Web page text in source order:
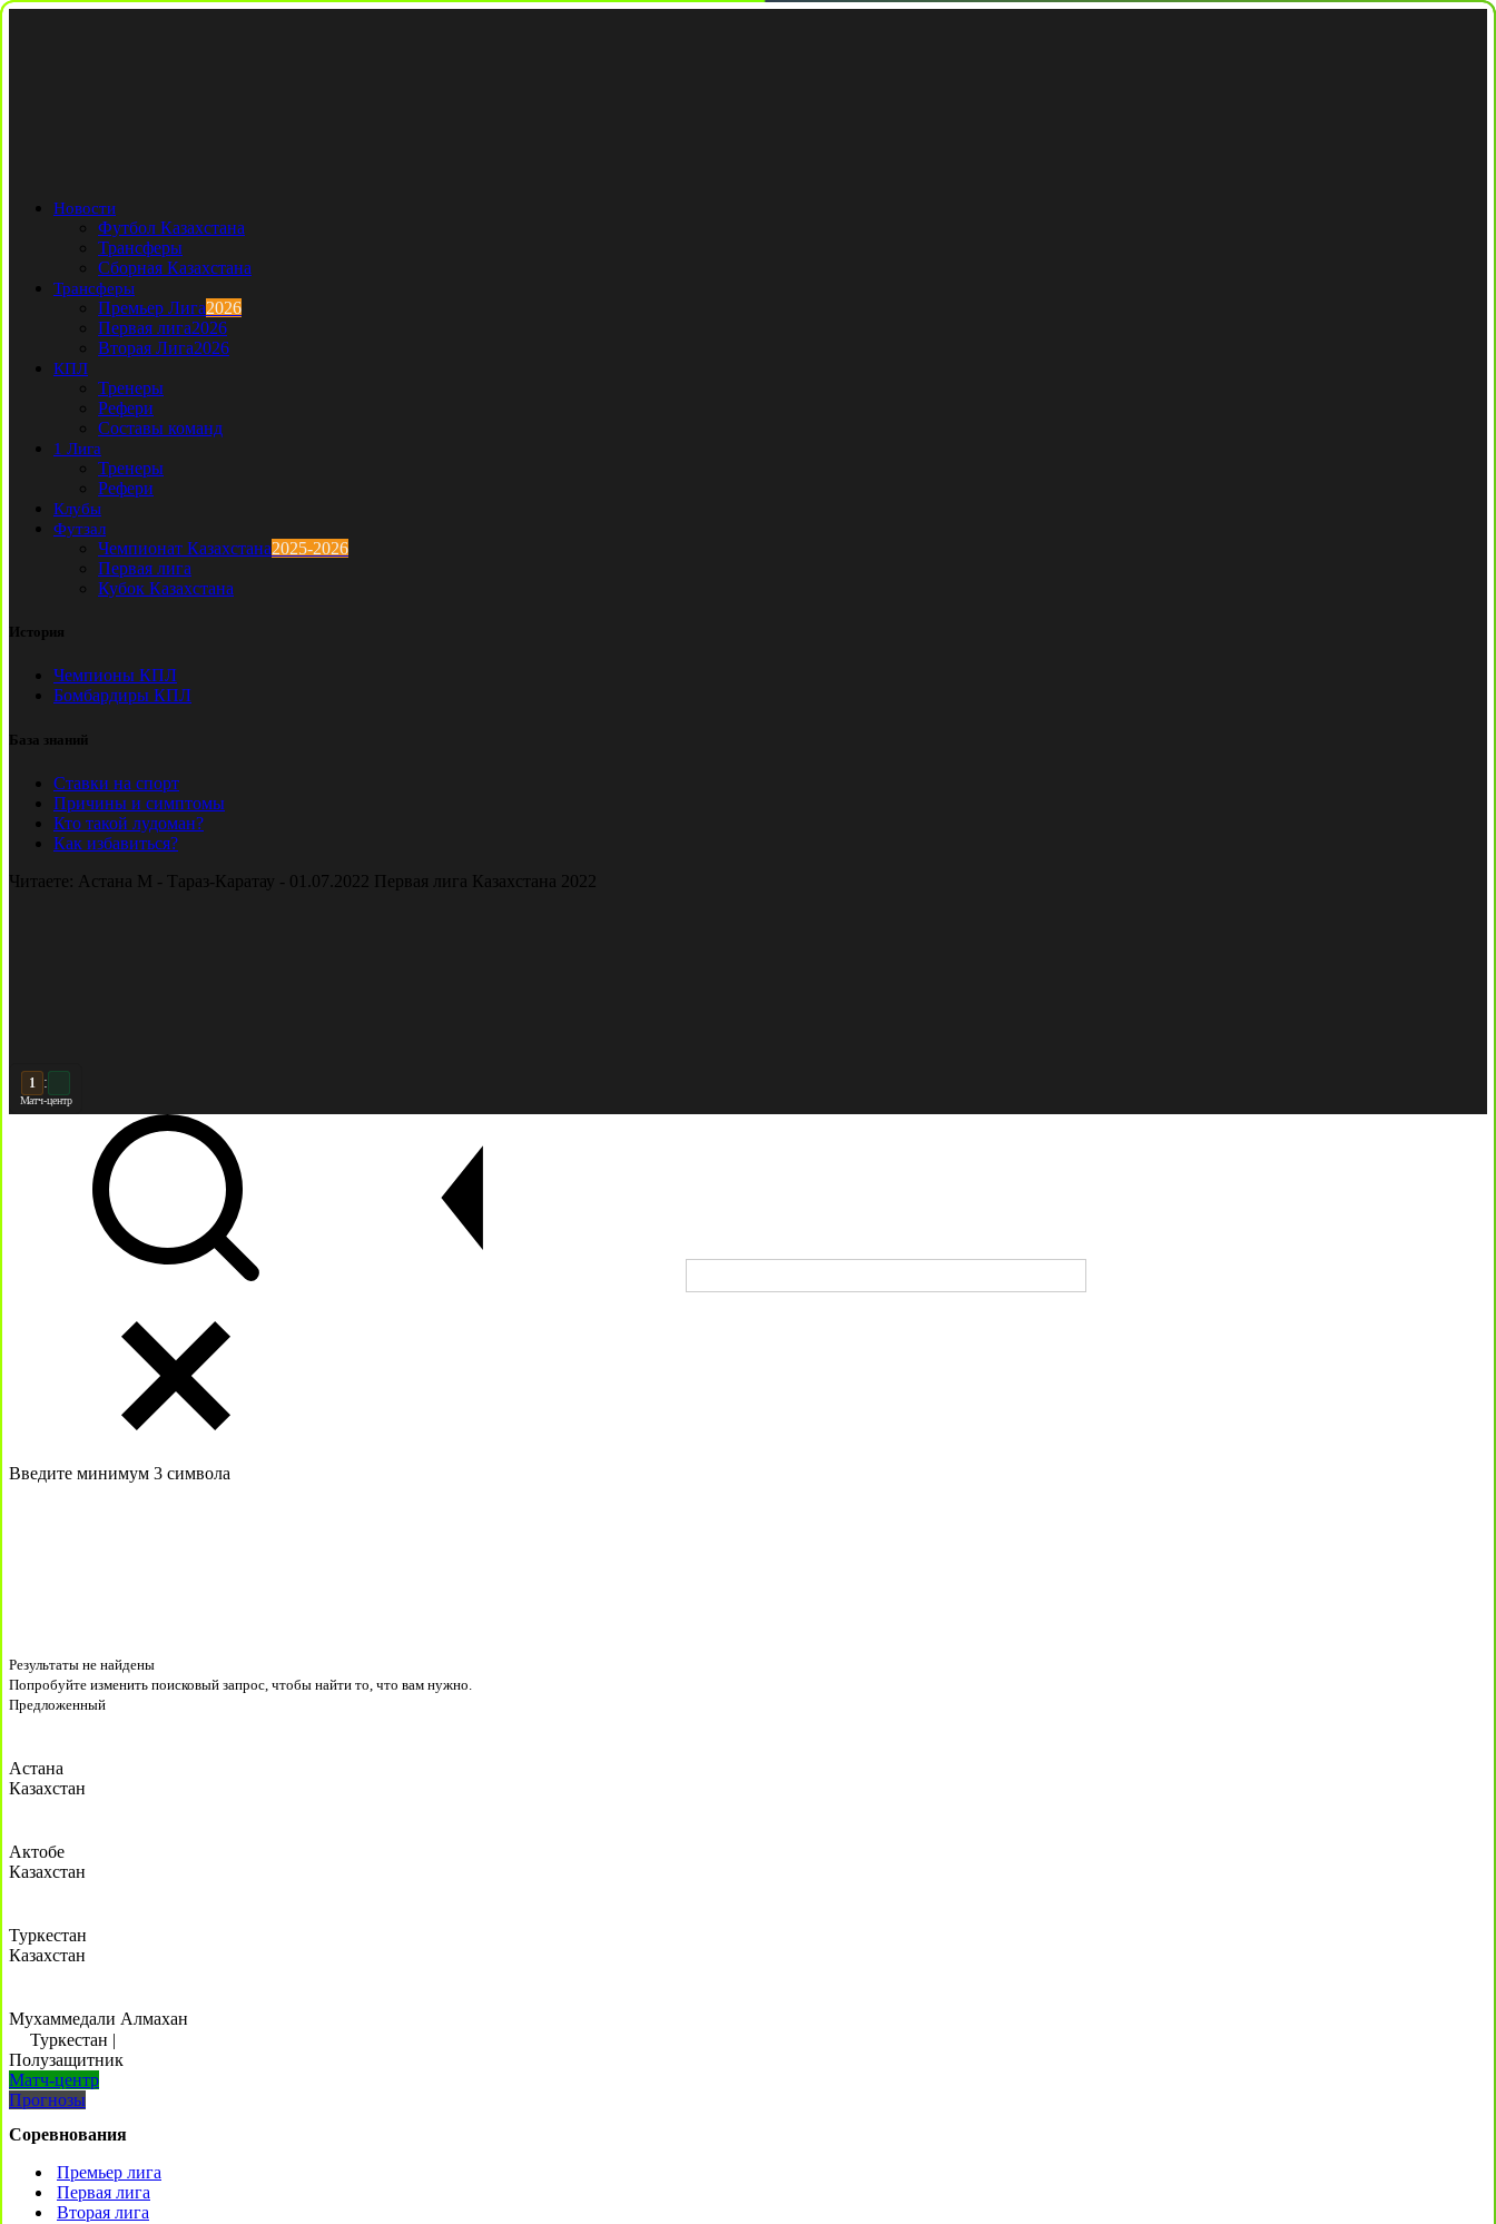
Новости
Футбол Казахстана
Трансферы
Сборная Казахстана
Трансферы
Премьер Лига2026
Первая лига2026
Вторая Лига2026
КПЛ
Тренеры
Рефери
Составы команд
1 Лига
Тренеры
Рефери
Клубы
Футзал
Чемпионат Казахстана2025-2026
Первая лига
Кубок Казахстана
История
Чемпионы КПЛ
Бомбардиры КПЛ
База знаний
Ставки на спорт
Причины и симптомы
Кто такой лудоман?
Как избавиться?
Читаете: Астана М - Тараз-Каратау - 01.07.2022 Первая лига Казахстана 2022
2 :
Матч-центр
Введите минимум 3 символа
Результаты не найдены
Попробуйте изменить поисковый запрос, чтобы найти то, что вам нужно.
Предложенный
Астана
Казахстан
Актобе
Казахстан
Туркестан
Казахстан
Мухаммедали Алмахан
Туркестан |
Полузащитник
Матч-центр
Прогнозы
Соревнования
Премьер лига
Первая лига
Вторая лига